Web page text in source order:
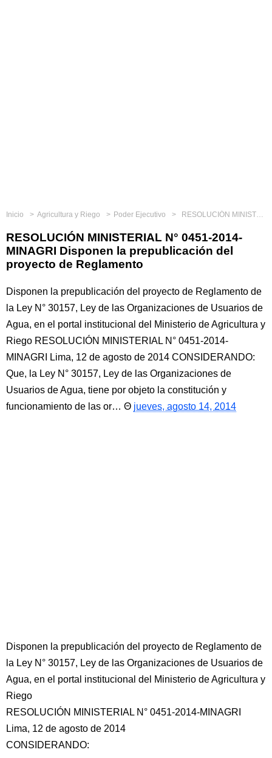
Inicio Agricultura y Riego Poder Ejecutivo RESOLUCIÓN MINISTERIAL N° 0451-2014-MINAGRI Disponen la prepublicación del proyecto de Reglamento
RESOLUCIÓN MINISTERIAL N° 0451-2014-
MINAGRI Disponen la prepublicación del
proyecto de Reglamento
Disponen la prepublicación del proyecto de Reglamento de
la Ley N° 30157, Ley de las Organizaciones de Usuarios de
Agua, en el portal institucional del Ministerio de Agricultura y
Riego RESOLUCIÓN MINISTERIAL N° 0451-2014-
MINAGRI Lima, 12 de agosto de 2014 CONSIDERANDO:
Que, la Ley N° 30157, Ley de las Organizaciones de
Usuarios de Agua, tiene por objeto la constitución y
funcionamiento de las or…
jueves, agosto 14, 2014
Disponen la prepublicación del proyecto de Reglamento de
la Ley N° 30157, Ley de las Organizaciones de Usuarios de
Agua, en el portal institucional del Ministerio de Agricultura y
Riego
RESOLUCIÓN MINISTERIAL N° 0451-2014-MINAGRI
Lima, 12 de agosto de 2014
CONSIDERANDO: